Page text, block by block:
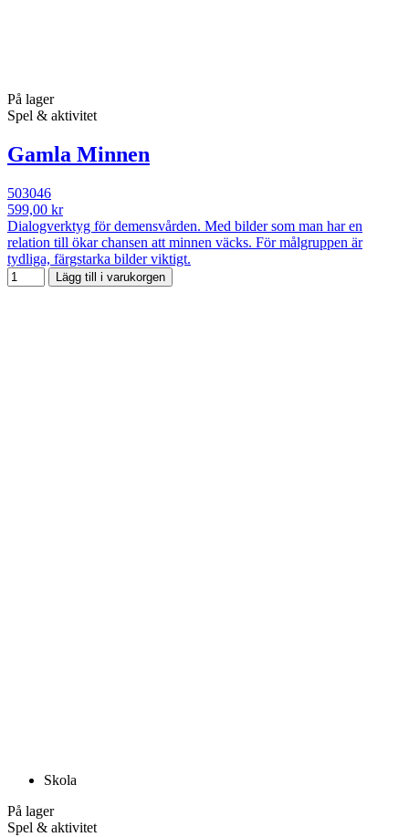
På lager
Spel & aktivitet
Gamla Minnen
503046
599,00 kr
Dialogverktyg för demensvården. Med bilder som man har en
relation till ökar chansen att minnen väcks. För målgruppen är
tydliga, färgstarka bilder viktigt.
Lägg till i varukorgen
Skola
På lager
Spel & aktivitet